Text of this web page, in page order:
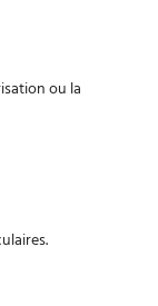
ou la